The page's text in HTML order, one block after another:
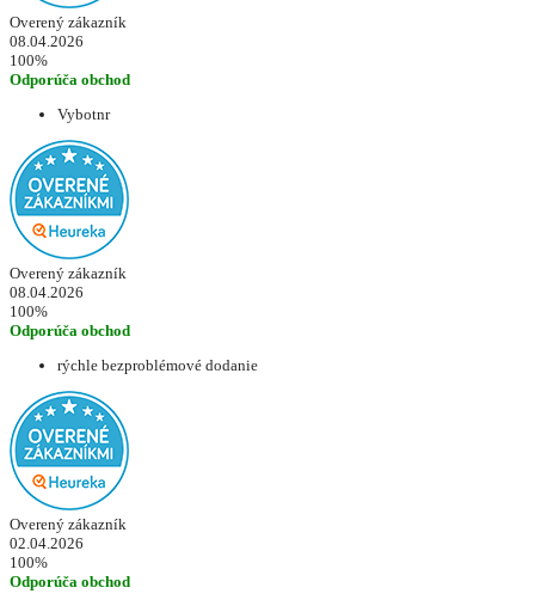
Overený zákazník
08.04.2026
100%
Odporúča obchod
Vybotnr
Overený zákazník
08.04.2026
100%
Odporúča obchod
rýchle bezproblémové dodanie
Overený zákazník
02.04.2026
100%
Odporúča obchod